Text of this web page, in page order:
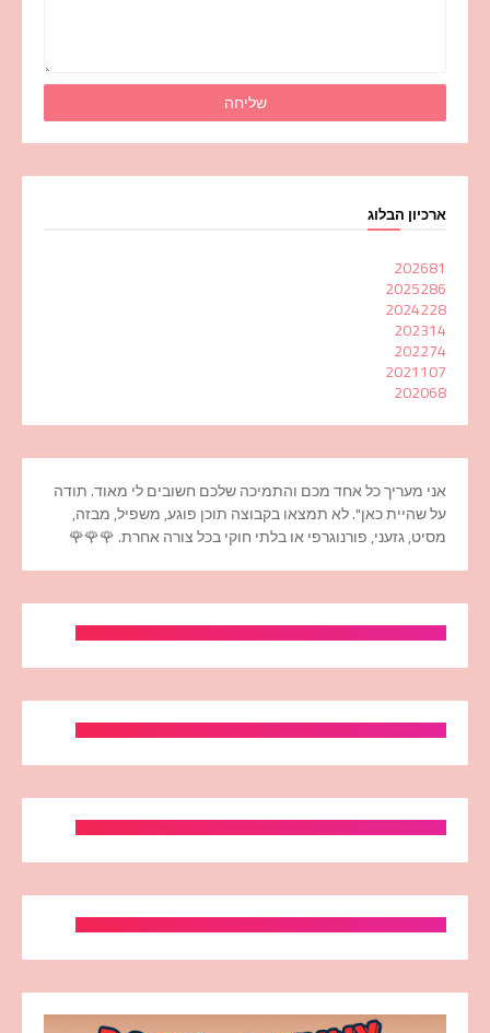
ארכיון הבלוג
202681
2025286
2024228
202314
202274
2021107
202068
אני מעריך כל אחד מכם והתמיכה שלכם חשובים לי מאוד. תודה
על שהיית כאן". לא תמצאו בקבוצה תוכן פוגע, משפיל, מבזה,
מסיט, גזעני, פורנוגרפי או בלתי חוקי בכל צורה אחרת. 🌹🌹🌹